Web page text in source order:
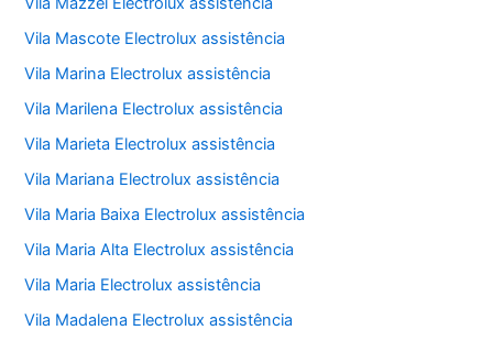
Vila Mascote Electrolux assistência
Vila Marina Electrolux assistência
Vila Marilena Electrolux assistência
Vila Marieta Electrolux assistência
Vila Mariana Electrolux assistência
Vila Maria Baixa Electrolux assistência
Vila Maria Alta Electrolux assistência
Vila Maria Electrolux assistência
Vila Madalena Electrolux assistência